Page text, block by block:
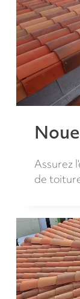
Assurez
de